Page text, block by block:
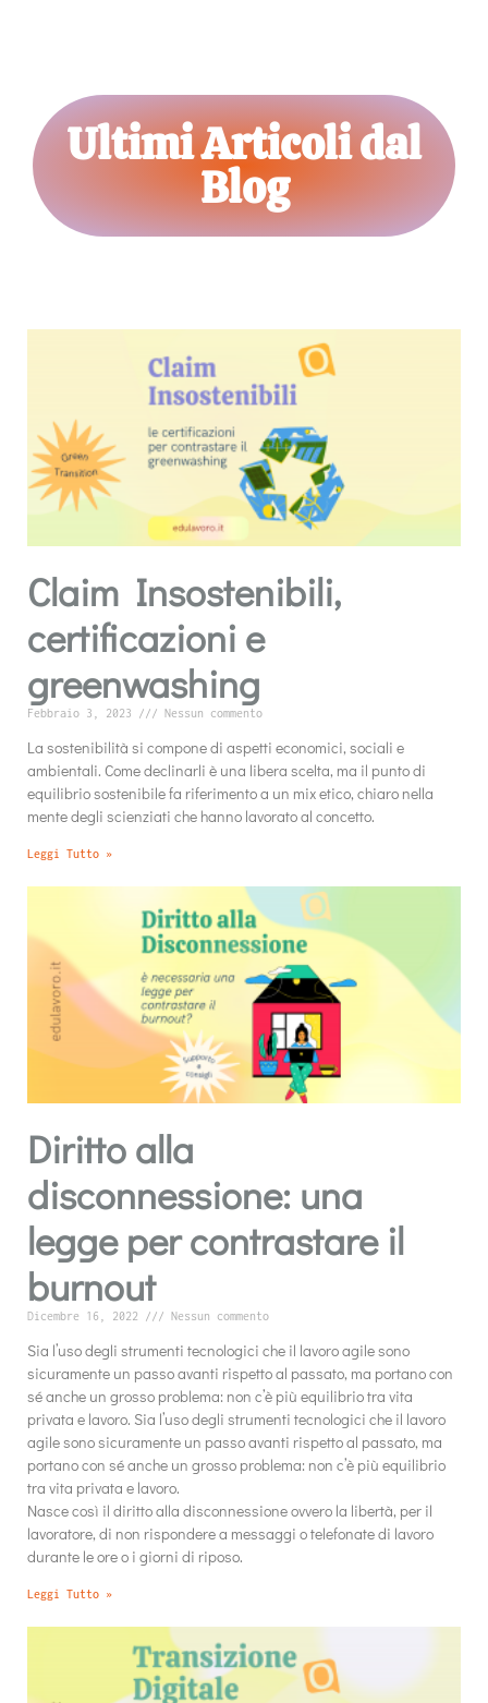
Ultimi Articoli dal
Blog
Claim Insostenibili,
certificazioni e
greenwashing
Febbraio 3, 2023 Nessun commento
La sostenibilità si compone di aspetti economici, sociali e
ambientali. Come declinarli è una libera scelta, ma il punto di
equilibrio sostenibile fa riferimento a un mix etico, chiaro nella
mente degli scienziati che hanno lavorato al concetto.
Leggi Tutto »
Diritto alla
disconnessione: una
legge per contrastare il
burnout
Dicembre 16, 2022 Nessun commento
Sia l’uso degli strumenti tecnologici che il lavoro agile sono
sicuramente un passo avanti rispetto al passato, ma portano con
sé anche un grosso problema: non c’è più equilibrio tra vita
privata e lavoro. Sia l’uso degli strumenti tecnologici che il lavoro
agile sono sicuramente un passo avanti rispetto al passato, ma
portano con sé anche un grosso problema: non c’è più equilibrio
tra vita privata e lavoro.
Nasce così il diritto alla disconnessione ovvero la libertà, per il
lavoratore, di non rispondere a messaggi o telefonate di lavoro
durante le ore o i giorni di riposo.
Leggi Tutto »